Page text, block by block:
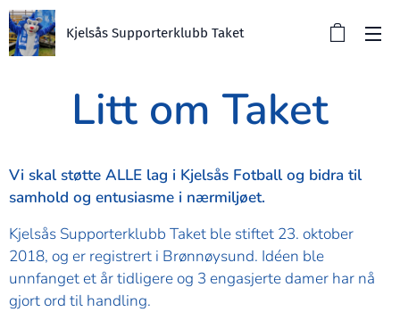
Kjelsås Supporterklubb Taket
Litt om Taket
Vi skal støtte ALLE lag i Kjelsås Fotball og bidra til
samhold og entusiasme i nærmiljøet.
Kjelsås Supporterklubb Taket ble stiftet 23. oktober
2018, og er registrert i Brønnøysund. Idéen ble
unnfanget et år tidligere og 3 engasjerte damer har nå
gjort ord til handling.